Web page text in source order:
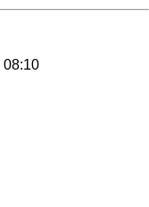
08:10